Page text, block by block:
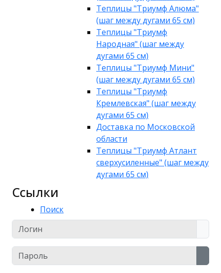
Теплицы "Триумф Алюма"
(шаг между дугами 65 см)
Теплицы "Триумф
Народная" (шаг между
дугами 65 см)
Теплицы "Триумф Мини"
(шаг между дугами 65 см)
Теплицы "Триумф
Кремлевская" (шаг между
дугами 65 см)
Доставка по Московской
области
Теплицы "Триумф Атлант
сверхусиленные" (шаг между
дугами 65 см)
Ссылки
Поиск
Логин
Пароль